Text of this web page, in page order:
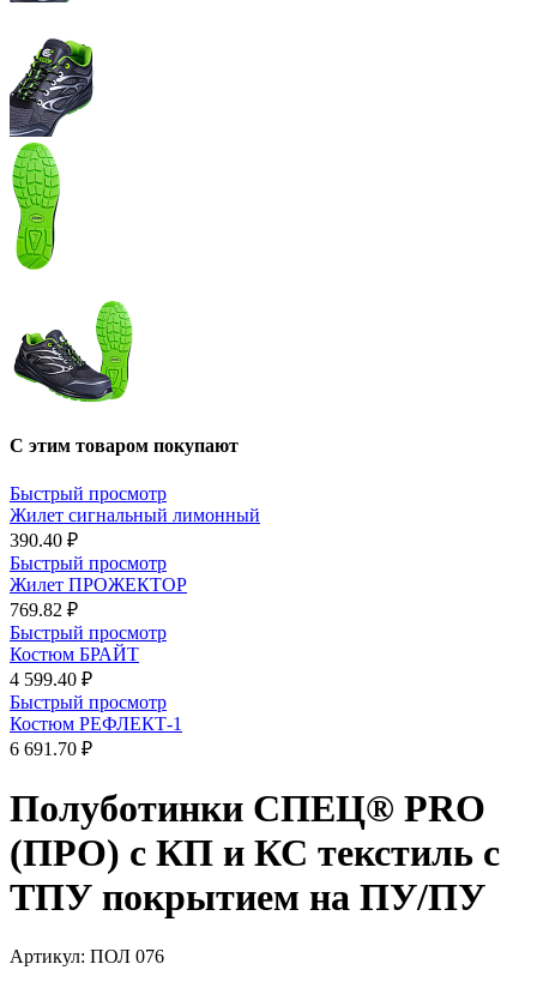
С этим товаром покупают
Быстрый просмотр
Жилет сигнальный лимонный
390.40 ₽
Быстрый просмотр
Жилет ПРОЖЕКТОР
769.82 ₽
Быстрый просмотр
Костюм БРАЙТ
4 599.40 ₽
Быстрый просмотр
Костюм РЕФЛЕКТ-1
6 691.70 ₽
Полуботинки СПЕЦ® PRO
(ПРО) с КП и КС текстиль с
ТПУ покрытием на ПУ/ПУ
Артикул: ПОЛ 076